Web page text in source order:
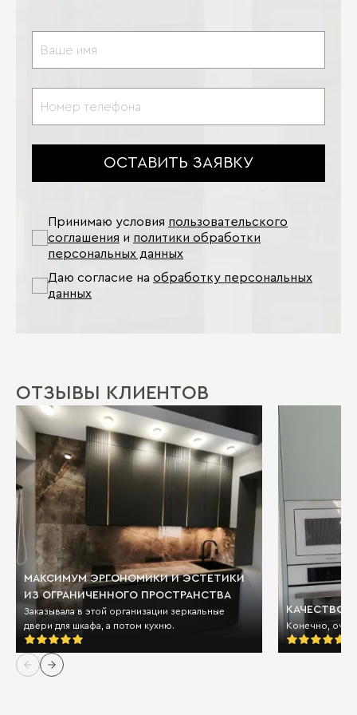
ОСТАВИТЬ ЗАЯВКУ
Принимаю условия пользовательского
соглашения и политики обработки
персональных данных
Даю согласие на обработку персональных
данных
ОТЗЫВЫ КЛИЕНТОВ
МАКСИМУМ ЭРГОНОМИКИ И ЭСТЕТИКИ
ИЗ ОГРАНИЧЕННОГО ПРОСТРАНСТВА
Заказывала в этой организации зеркальные
двери для шкафа, а потом кухню.
КАЧЕСТВО
Конечно,